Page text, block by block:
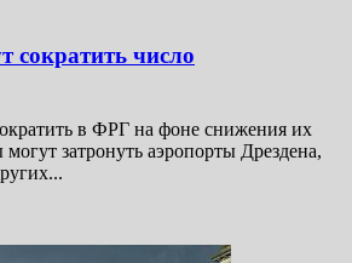
сократить число
в ФРГ на фоне снижения их
затронуть аэропорты Дрездена,